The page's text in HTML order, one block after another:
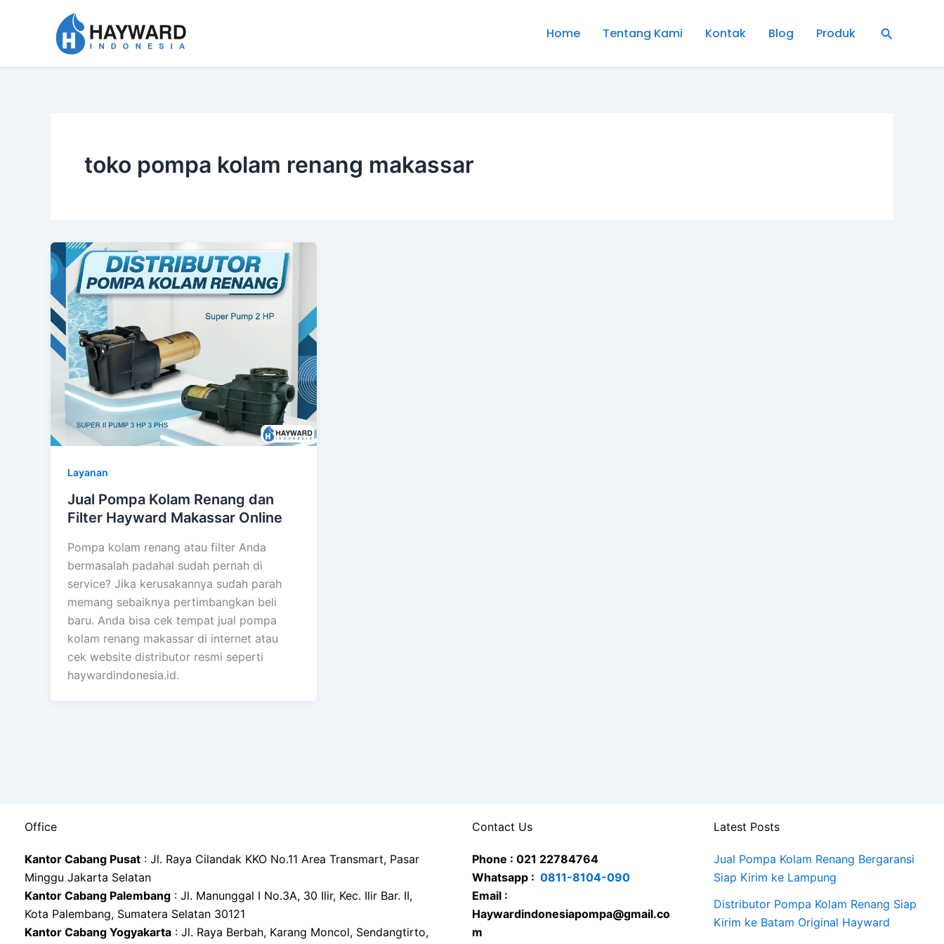
Home Tentang Kami Kontak Blog Produk Cari
toko pompa kolam renang makassar
Layanan
Jual Pompa Kolam Renang dan
Filter Hayward Makassar Online
Pompa kolam renang atau filter Anda
bermasalah padahal sudah pernah di
service? Jika kerusakannya sudah parah
memang sebaiknya pertimbangkan beli
baru. Anda bisa cek tempat jual pompa
kolam renang makassar di internet atau
cek website distributor resmi seperti
haywardindonesia.id.
Office
Kantor Cabang Pusat : Jl. Raya Cilandak KKO No.11 Area Transmart, Pasar
Minggu Jakarta Selatan
Kantor Cabang Palembang : Jl. Manunggal I No.3A, 30 Ilir, Kec. Ilir Bar. II,
Kota Palembang, Sumatera Selatan 30121
Kantor Cabang Yogyakarta : Jl. Raya Berbah, Karang Moncol, Sendangtirto,
Contact Us
Phone : 021 22784764
Whatsapp : 0811-8104-090
Email :
Haywardindonesiapompa@gmail.co
m
Latest Posts
Jual Pompa Kolam Renang Bergaransi
Siap Kirim ke Lampung
Distributor Pompa Kolam Renang Siap
Kirim ke Batam Original Hayward